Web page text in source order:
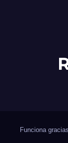
Funciona